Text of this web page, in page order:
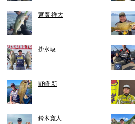
宮廣 祥大
掛水崚
野崎 新
鈴木寛人